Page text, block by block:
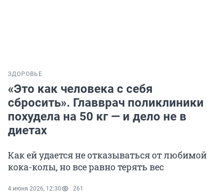
ЗДОРОВЬЕ
«Это как человека с себя
сбросить». Главврач поликлиники
похудела на 50 кг — и дело не в
диетах
Как ей удается не отказываться от любимой
кока-колы, но все равно терять вес
4 июня 2026, 12:30 261